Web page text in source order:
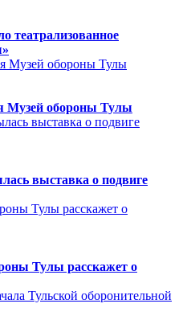
театрализованное
Музей обороны Тулы
выставка о подвиге
Тулы расскажет о